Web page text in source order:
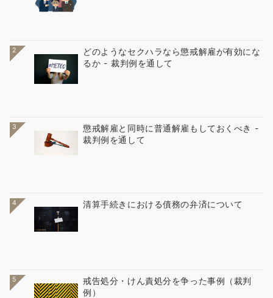
2
どのようなセクハラなら懲戒解雇が有効にな
るか - 裁判例を通して
3
懲戒解雇と同時に普通解雇もしておくべき -
裁判例を通して
4 清算手続きにおける債務の弁済について
5
戒告処分・けん責処分を争った事例（裁判
例）